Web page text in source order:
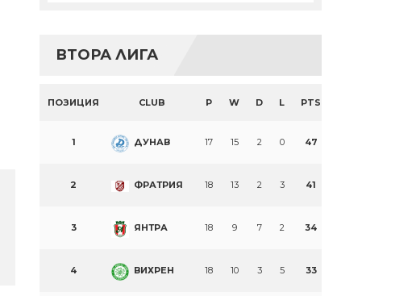
ВТОРА ЛИГА
ПОЗИЦИЯ CLUB P W D L PTS
1 ДУНАВ 17 15 2 0 47
2 ФРАТРИЯ 18 13 2 3 41
3 ЯНТРА 18 9 7 2 34
4 ВИХРЕН 18 10 3 5 33